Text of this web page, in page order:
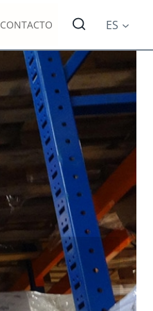
CONTACTO ES